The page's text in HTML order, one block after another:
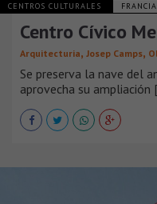
CENTROS CULTURALES FRANCIA
Centro Cívico
Arquitecturia, Josep Camps,
Se preserva la nave del
aprovecha su ampliación